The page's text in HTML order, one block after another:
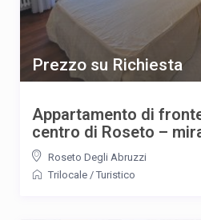
Prezzo su Richiesta
Appartamento di
centro di Roseto –
Roseto Degli Abruzzi
Trilocale / Turistico